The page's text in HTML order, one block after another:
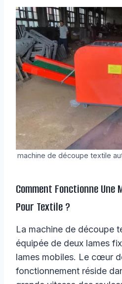
machine de découpe textile
Comment Fonctionne Une
Pour Textile ?
La machine de découpe
équipée de deux lames
lames mobiles. Le cœur
fonctionnement réside